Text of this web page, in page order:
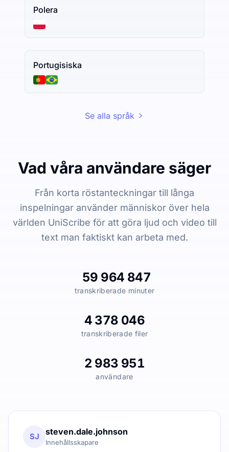
Polera
Portugisiska
Se alla språk
Vad våra användare säger
Från korta röstanteckningar till långa
inspelningar använder människor över hela
världen UniScribe för att göra ljud och video till
text man faktiskt kan arbeta med.
59 964 847
transkriberade minuter
4 378 046
transkriberade filer
2 983 951
användare
SJ steven.dale.johnson
Innehållsskapare